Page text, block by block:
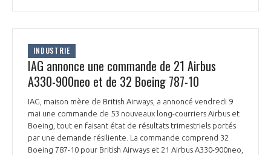
INDUSTRIE
IAG annonce une commande de 21 Airbus
A330-900neo et de 32 Boeing 787-10
IAG, maison mère de British Airways, a annoncé vendredi 9
mai une commande de 53 nouveaux long-courriers Airbus et
Boeing, tout en faisant état de résultats trimestriels portés
par une demande résiliente. La commande comprend 32
Boeing 787-10 pour British Airways et 21 Airbus A330-900neo,